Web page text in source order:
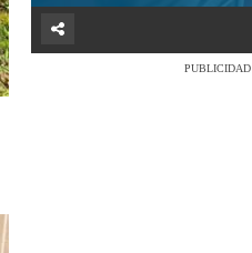
PUBLICIDAD